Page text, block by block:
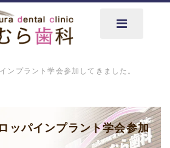
ンプラント学会参加してきました。
ッパインプラント学会参加